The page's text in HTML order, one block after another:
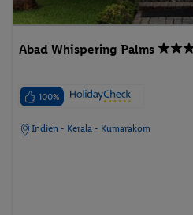
Abad Whispering Palms
100%
Indien - Kerala - Kumarakom